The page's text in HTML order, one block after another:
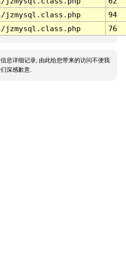
jzmysql.class.php
94
jzmysql.class.php 76
息详细记录, 由此给您带来的访问不便我
们深感歉意.